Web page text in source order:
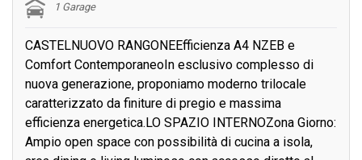
1 Garage
CASTELNUOVO RANGONEEfficienza A4 NZEB e
Comfort ContemporaneoIn esclusivo complesso di
nuova generazione, proponiamo moderno trilocale
caratterizzato da finiture di pregio e massima
efficienza energetica.LO SPAZIO INTERNOZona Giorno:
Ampio open space con possibilità di cucina a isola,